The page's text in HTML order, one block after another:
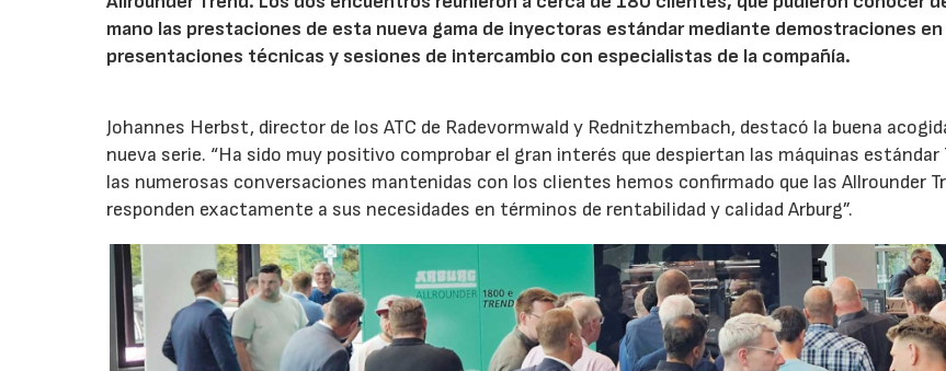
mano las prestaciones de esta nueva gama de inyectoras estándar mediante demostraciones
presentaciones técnicas y sesiones de intercambio con especialistas de la compañía.
Johannes Herbst, director de los ATC de Radevormwald y Rednitzhembach, destacó la buena
nueva serie. “Ha sido muy positivo comprobar el gran interés que despiertan las máquinas estándar
las numerosas conversaciones mantenidas con los clientes hemos confirmado que las Allrounder
responden exactamente a sus necesidades en términos de rentabilidad y calidad Arburg”.